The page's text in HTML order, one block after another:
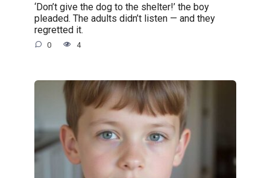
‘Don’t give the dog to the shelter!’ the boy
pleaded. The adults didn’t listen — and they
regretted it.
0 4